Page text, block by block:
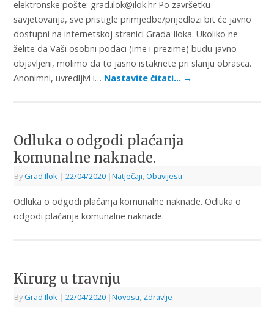
elektronske pošte: grad.ilok@ilok.hr Po završetku
savjetovanja, sve pristigle primjedbe/prijedlozi bit će javno
dostupni na internetskoj stranici Grada Iloka. Ukoliko ne
želite da Vaši osobni podaci (ime i prezime) budu javno
objavljeni, molimo da to jasno istaknete pri slanju obrasca.
Anonimni, uvredljivi i… Nastavite čitati… →
Odluka o odgodi plaćanja
komunalne naknade.
ByGrad Ilok | 22/04/2020 |Natječaji, Obavijesti
Odluka o odgodi plaćanja komunalne naknade. Odluka o
odgodi plaćanja komunalne naknade.
Kirurg u travnju
ByGrad Ilok | 22/04/2020 |Novosti, Zdravlje